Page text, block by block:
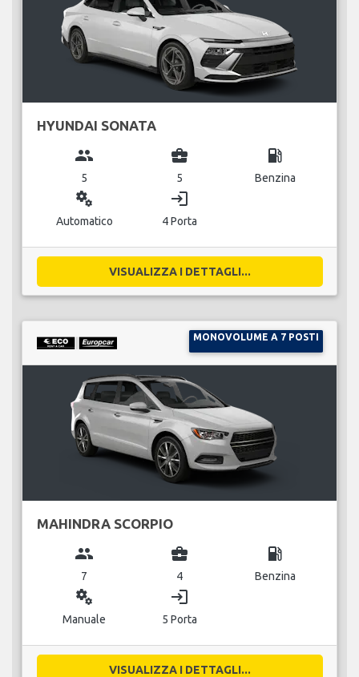
HYUNDAI SONATA
group
5
business_center
5
local_gas_station
Benzina
miscellaneous_services
Automatico
login
4 Porta
VISUALIZZA I DETTAGLI...
MONOVOLUME A 7 POSTI
MAHINDRA SCORPIO
group
7
business_center
4
local_gas_station
Benzina
miscellaneous_services
Manuale
login
5 Porta
VISUALIZZA I DETTAGLI...